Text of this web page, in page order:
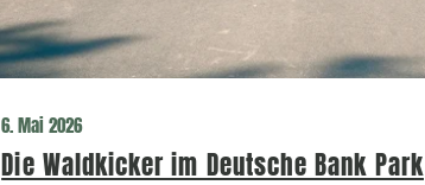
6. Mai 2026
Die Waldkicker im Deutsche Bank Park